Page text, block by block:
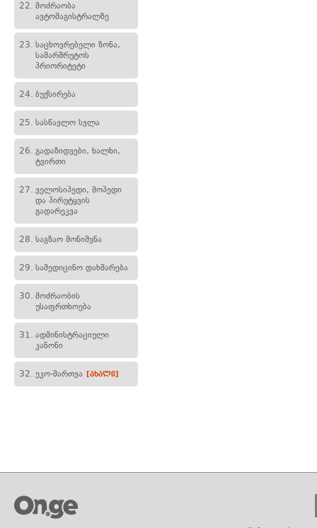
22. მოძრაობა
ავტომაგისტრალზე
23. საცხოვრებელი ზონა,
სამარშრუტოს
პრიორიტეტი
24. ბუქსირება
25. სასწავლო სვლა
26. გადაზიდვები, ხალხი,
ტვირთი
27. ველოსიპედი, მოპედი
და პირუტყვის
გადარეკვა
28. საგზაო მონიშვნა
29. სამედიცინო დახმარება
30. მოძრაობის
უსაფრთხოება
31. ადმინისტრაციული
კანონი
32. ეკო-მართვა [ახალი]